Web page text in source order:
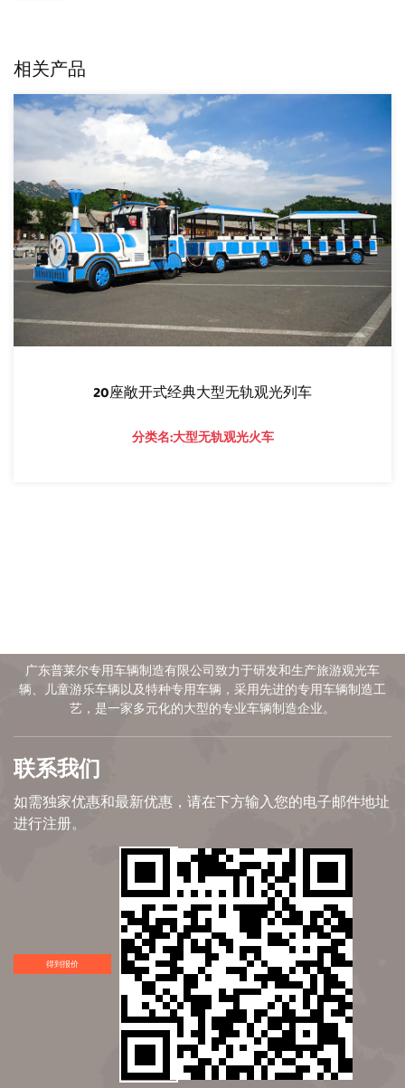
相关产品
20座敞开式经典大型无轨观光列车
分类名:大型无轨观光火车
广东普莱尔专用车辆制造有限公司致力于研发和生产旅游观光车
辆、儿童游乐车辆以及特种专用车辆，采用先进的专用车辆制造工
艺，是一家多元化的大型的专业车辆制造企业。
联系我们
如需独家优惠和最新优惠，请在下方输入您的电子邮件地址
进行注册。
得到报价